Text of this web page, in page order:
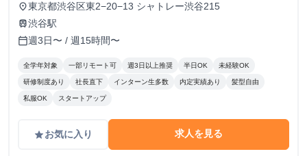
place東京都渋谷区東2−20−13 シャトレー渋谷215
train渋谷駅
calendar_today週3日〜 / 週15時間〜
全学年対象 一部リモート可 週3日以上推奨 半日OK 未経験OK
研修制度あり 社長直下 インターン生多数 内定実績あり 髪型自由
私服OK スタートアップ
gradeお気に入り 求人を見る